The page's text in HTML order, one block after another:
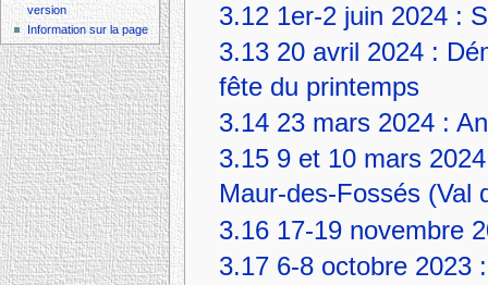
3.12 1er-2 juin 2024 :
3.13 20 avril 2024 :
fête du printemps
3.14 23 mars 2024 :
3.15 9 et 10 mars
Maur-des-Fossés (Val
3.16 17-19 novembre
3.17 6-8 octobre 2023
version
Information sur la page